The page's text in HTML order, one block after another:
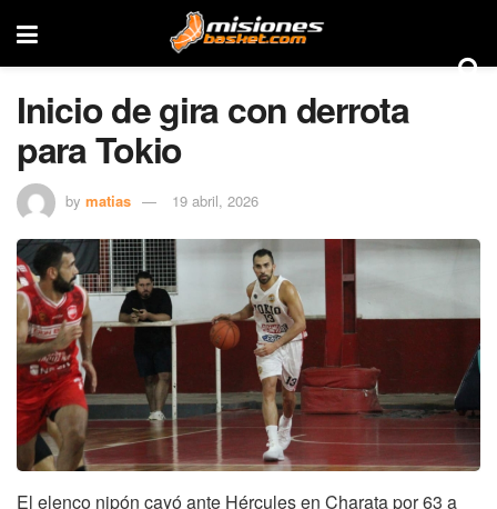
Inicio de gira con derrota
para Tokio
by matias 19 abril, 2026
El elenco nipón cayó ante Hércules en Charata por 63 a